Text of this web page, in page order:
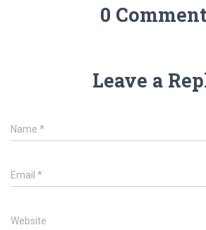
0
Leave a
Name *
Email *
Website